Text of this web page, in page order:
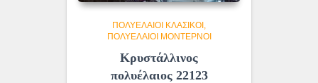
ΠΟΛΥΈΛΑΙΟΙ ΚΛΑΣΙΚΟΊ
ΠΟΛΥΈΛΑΙΟΙ ΜΟΝΤΈΡΝΟΙ
Κρυστάλλινος
πολυέλαιος 22123